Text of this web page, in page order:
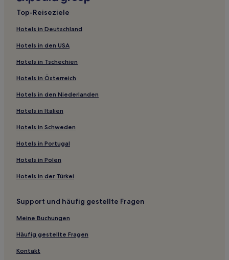
Hotels mit Parkplatz nahe Scharmützelsee
Hotels mit Parkplatz in Spree-Neiße
Hotels mit inbegriffenem Frühstück in Burg
Business in Burg
Familien in Burg
Hotels mit Parkplatz in Burg-Dorf
Hotels mit Küchenzeile in Lübben
Hotels mit Parkplatz in Lübben
Prieroser Mühle Hotels
Klein Köris Hotels
Hotels nahe Bahnhof Hubertushöhe
Streganz Hotels
Hotels nahe Tropical Islands
Landkreis Dahme-Spreewald: Hotels
Top-Reiseziele
Hotels in Deutschland
Hotels in den USA
Hotels in Tschechien
Hotels in Österreich
Hotels in den Niederlanden
Hotels in Italien
Hotels in Schweden
Hotels in Portugal
Hotels in Polen
Hotels in der Türkei
Support und häufig gestellte Fragen
Meine Buchungen
Häufig gestellte Fragen
Kontakt